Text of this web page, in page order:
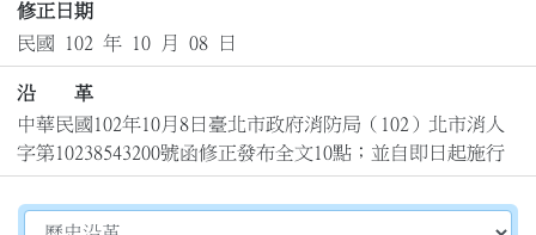
修正日期
民國 102 年 10 月 08 日
沿 革
中華民國102年10月8日臺北市政府消防局（102）北市消人
字第10238543200號函修正發布全文10點；並自即日起施行
切換選擇法規資訊內容